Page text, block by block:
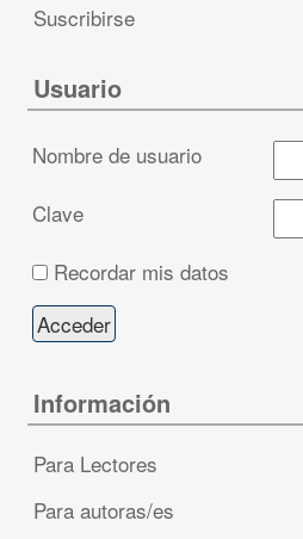
Suscribirse
Usuario
Nombre de usuario
Clave
Recordar mis datos
Información
Para Lectores
Para autoras/es